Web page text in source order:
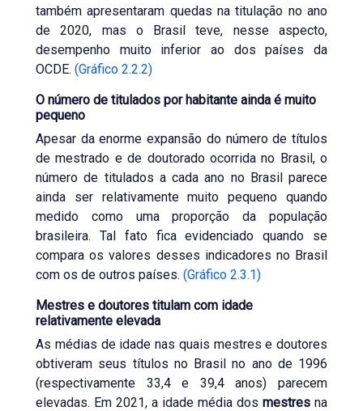
também apresentaram quedas na titulação no ano
de 2020, mas o Brasil teve, nesse aspecto,
desempenho muito inferior ao dos países da
OCDE. (Gráfico 2.2.2)
O número de titulados por habitante ainda é muito
pequeno
Apesar da enorme expansão do número de títulos
de mestrado e de doutorado ocorrida no Brasil, o
número de titulados a cada ano no Brasil parece
ainda ser relativamente muito pequeno quando
medido como uma proporção da população
brasileira. Tal fato fica evidenciado quando se
compara os valores desses indicadores no Brasil
com os de outros países. (Gráfico 2.3.1)
Mestres e doutores titulam com idade
relativamente elevada
As médias de idade nas quais mestres e doutores
obtiveram seus títulos no Brasil no ano de 1996
(respectivamente 33,4 e 39,4 anos) parecem
elevadas. Em 2021, a idade média dos mestres na